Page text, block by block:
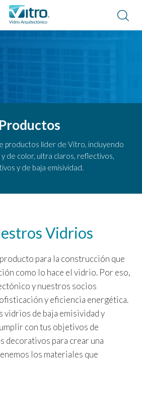
Productos
productos líder de Vitro, incluyendo
de color, ultra claros, reflectivos,
y de baja emisividad.
Vidrios
para la construcción que
como lo hace el vidrio. Por eso,
y nuestros socios
y eficiencia energética.
vidrios de baja emisividad y
con tus objetivos de
decorativos para crear una
los materiales que